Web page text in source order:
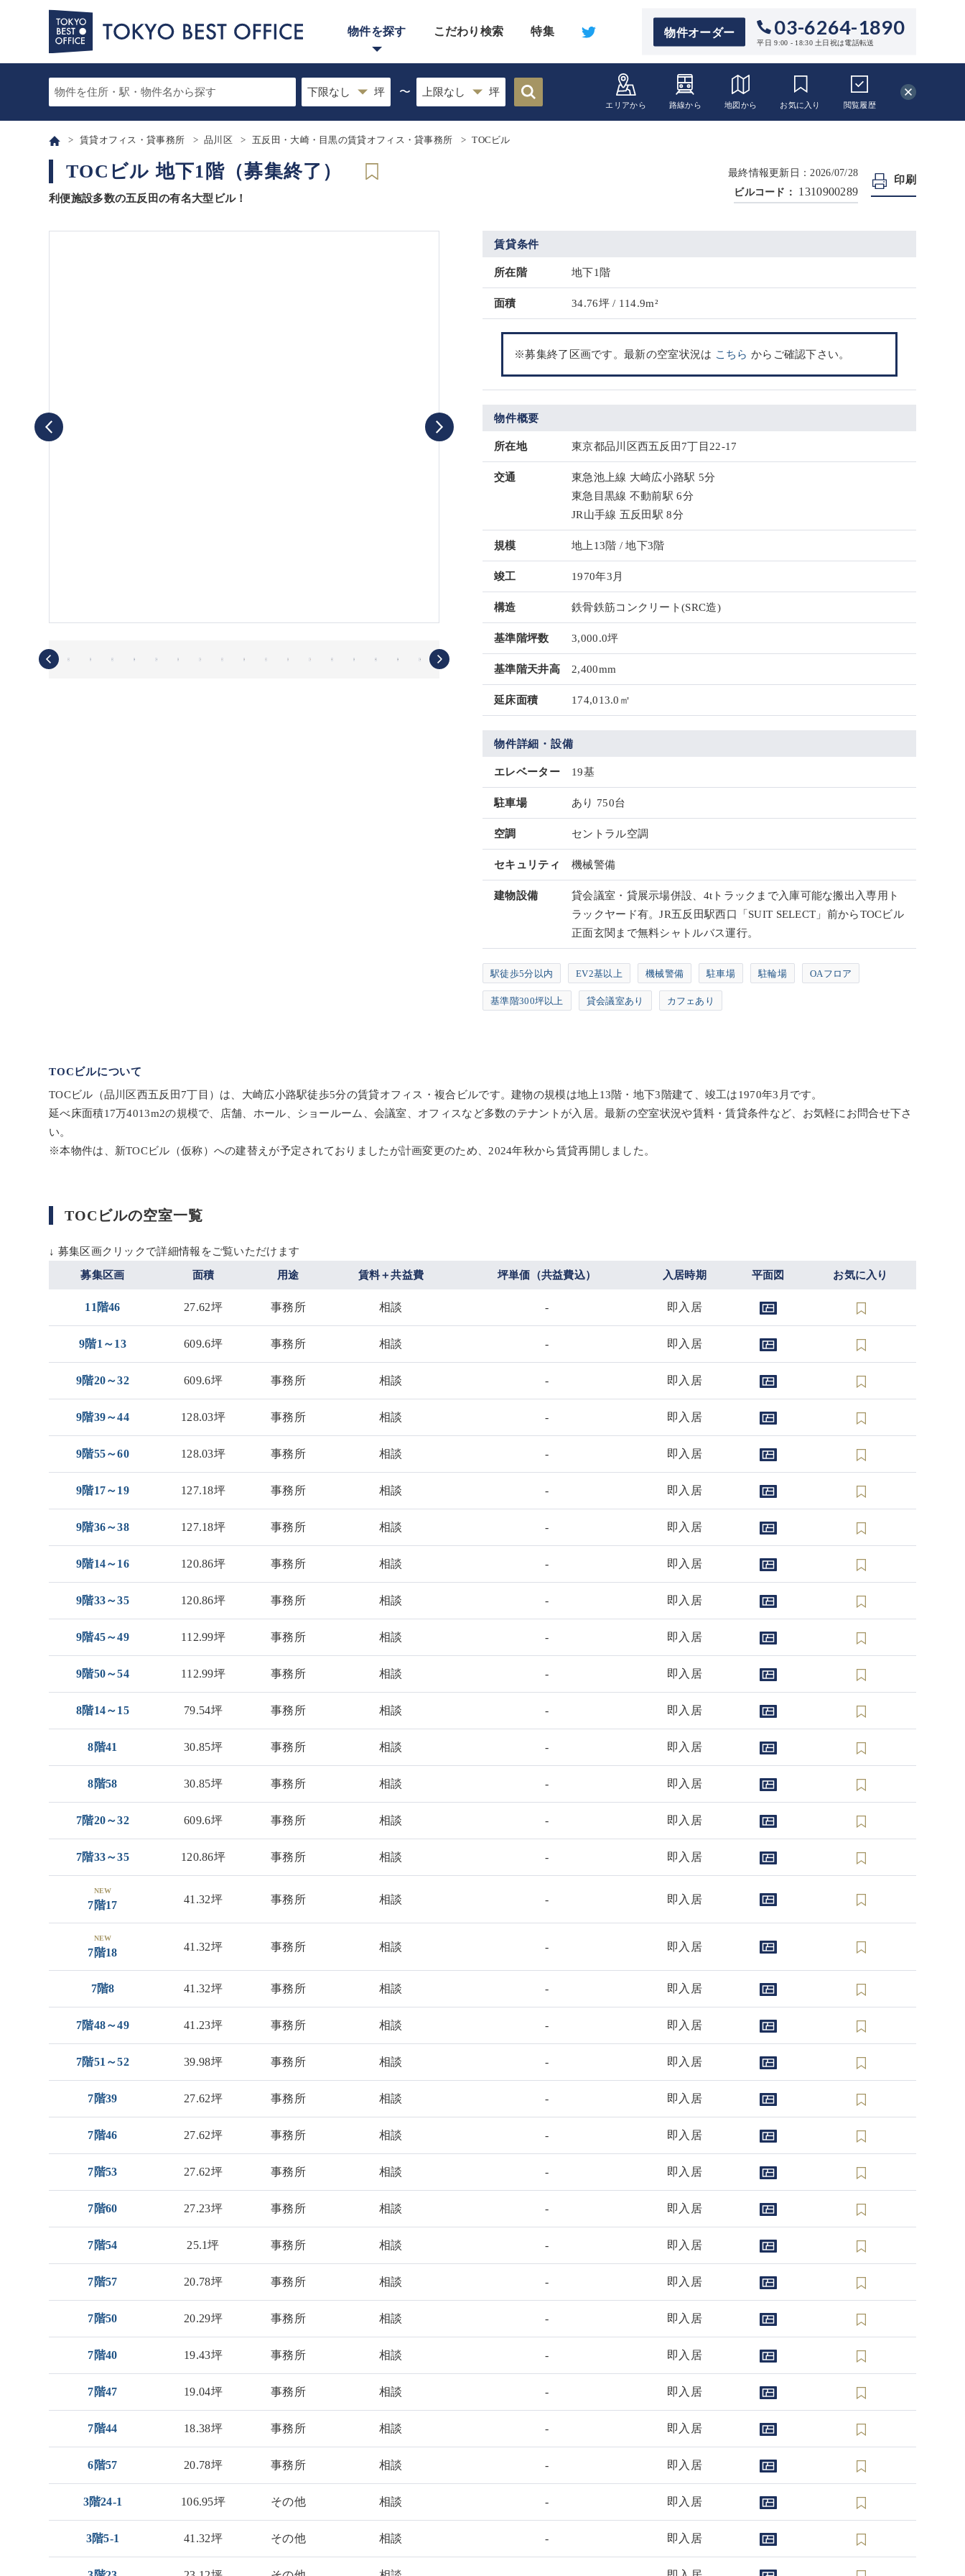
物件オーダー 03-6264-1890
平日 9:00 - 18:30 土日祝は電話転送
物件を探す こだわり検索 特集
エリアから 路線から 地図から お気に入り 閲覧履歴
〜
賃貸オフィス・貸事務所 品川区 五反田・大崎・目黒の賃貸オフィス・貸事務所 TOCビル
TOCビル 地下1階（募集終了）
利便施設多数の五反田の有名大型ビル！
最終情報更新日：2026/07/28
ビルコード：
1310900289
印刷
賃貸条件
所在階 地下1階
面積 34.76坪 / 114.9m²
※募集終了区画です。最新の空室状況は こちら からご確認下さい。
物件概要
所在地 東京都品川区西五反田7丁目22-17
交通
東急池上線 大崎広小路駅 5分
東急目黒線 不動前駅 6分
JR山手線 五反田駅 8分
規模 地上13階 / 地下3階
竣工 1970年3月
構造 鉄骨鉄筋コンクリート(SRC造)
基準階坪数 3,000.0坪
基準階天井高 2,400mm
延床面積 174,013.0㎡
物件詳細・設備
エレベーター 19基
駐車場 あり 750台
空調 セントラル空調
セキュリティ 機械警備
建物設備
貸会議室・貸展示場併設、4tトラックまで入庫可能な搬出入専用ト
ラックヤード有。JR五反田駅西口「SUIT SELECT」前からTOCビル
正面玄関まで無料シャトルバス運行。
駅徒歩5分以内 EV2基以上 機械警備 駐車場 駐輪場 OAフロア
基準階300坪以上 貸会議室あり カフェあり
TOCビルについて
TOCビル（品川区西五反田7丁目）は、大崎広小路駅徒歩5分の賃貸オフィス・複合ビルです。建物の規模は地上13階・地下3階建て、竣工は1970年3月です。
延べ床面積17万4013m2の規模で、店舗、ホール、ショールーム、会議室、オフィスなど多数のテナントが入居。最新の空室状況や賃料・賃貸条件など、お気軽にお問合せ下さ
い。
※本物件は、新TOCビル（仮称）への建替えが予定されておりましたが計画変更のため、2024年秋から賃貸再開しました。
TOCビルの空室一覧
↓ 募集区画クリックで詳細情報をご覧いただけます
募集区画 面積 用途 賃料＋共益費 坪単価（共益費込） 入居時期 平面図 お気に入り
11階46 27.62坪 事務所 相談 - 即入居
9階1～13 609.6坪 事務所 相談 - 即入居
9階20～32 609.6坪 事務所 相談 - 即入居
9階39～44 128.03坪 事務所 相談 - 即入居
9階55～60 128.03坪 事務所 相談 - 即入居
9階17～19 127.18坪 事務所 相談 - 即入居
9階36～38 127.18坪 事務所 相談 - 即入居
9階14～16 120.86坪 事務所 相談 - 即入居
9階33～35 120.86坪 事務所 相談 - 即入居
9階45～49 112.99坪 事務所 相談 - 即入居
9階50～54 112.99坪 事務所 相談 - 即入居
8階14～15 79.54坪 事務所 相談 - 即入居
8階41 30.85坪 事務所 相談 - 即入居
8階58 30.85坪 事務所 相談 - 即入居
7階20～32 609.6坪 事務所 相談 - 即入居
7階33～35 120.86坪 事務所 相談 - 即入居
NEW
7階17 41.32坪 事務所 相談 - 即入居
NEW
7階18 41.32坪 事務所 相談 - 即入居
7階8 41.32坪 事務所 相談 - 即入居
7階48～49 41.23坪 事務所 相談 - 即入居
7階51～52 39.98坪 事務所 相談 - 即入居
7階39 27.62坪 事務所 相談 - 即入居
7階46 27.62坪 事務所 相談 - 即入居
7階53 27.62坪 事務所 相談 - 即入居
7階60 27.23坪 事務所 相談 - 即入居
7階54 25.1坪 事務所 相談 - 即入居
7階57 20.78坪 事務所 相談 - 即入居
7階50 20.29坪 事務所 相談 - 即入居
7階40 19.43坪 事務所 相談 - 即入居
7階47 19.04坪 事務所 相談 - 即入居
7階44 18.38坪 事務所 相談 - 即入居
6階57 20.78坪 事務所 相談 - 即入居
3階24-1 106.95坪 その他 相談 - 即入居
3階5-1 41.32坪 その他 相談 - 即入居